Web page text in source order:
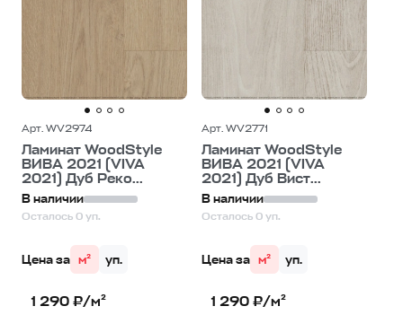
Арт. WV2974
Ламинат WoodStyle
ВИВА 2021 (VIVA
2021) Дуб Реко...
В наличии
Осталось 0 уп.
Цена за м² уп.
1 290 ₽/м²
Арт. WV2771
Ламинат WoodStyle
ВИВА 2021 (VIVA
2021) Дуб Вист...
В наличии
Осталось 0 уп.
Цена за м² уп.
1 290 ₽/м²